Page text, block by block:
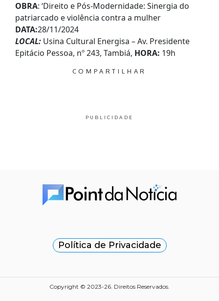
OBRA: ‘Direito e Pós-Modernidade: Sinergia do
patriarcado e violência contra a mulher
DATA:28/11/2024
LOCAL:Usina Cultural Energisa – Av. Presidente
Epitácio Pessoa, nº 243, Tambiá, HORA: 19h
COMPARTILHAR
PUBLICIDADE
Política de Privacidade
Copyright © 2023-26. Direitos Reservados.